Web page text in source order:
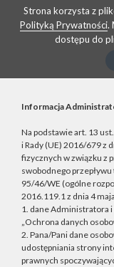
Strona korzysta z
Polityką Prywatności.
dostępu do
Informacja
Na podstawie art. 13
i Rady (UE) 2016/679 z
fizycznych w związku z
swobodnego
95/46/WE (ogólne
2016.119.1 z dnia 4
1. dane Administratora
„Ochrona danych
2. Pana/Pani dane
udostępniania strony
prawnych